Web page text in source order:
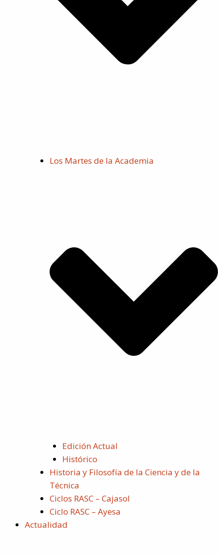
Los Martes de la Academia
Edición Actual
Histórico
Historia y Filosofía de la Ciencia y de la
Técnica
Ciclos RASC – Cajasol
Ciclo RASC – Ayesa
Actualidad